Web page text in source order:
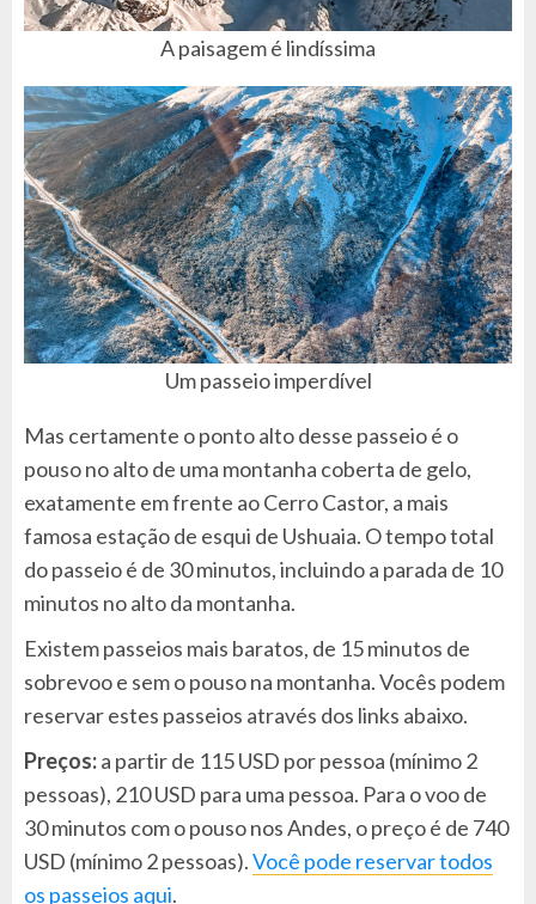
A paisagem é lindíssima
Um passeio imperdível
Mas certamente o ponto alto desse passeio é o
pouso no alto de uma montanha coberta de gelo,
exatamente em frente ao Cerro Castor, a mais
famosa estação de esqui de Ushuaia. O tempo total
do passeio é de 30 minutos, incluindo a parada de 10
minutos no alto da montanha.
Existem passeios mais baratos, de 15 minutos de
sobrevoo e sem o pouso na montanha. Vocês podem
reservar estes passeios através dos links abaixo.
Preços:a partir de 115 USD por pessoa (mínimo 2
pessoas), 210 USD para uma pessoa. Para o voo de
30 minutos com o pouso nos Andes, o preço é de 740
USD (mínimo 2 pessoas).Você pode reservar todos
os passeios aqui.